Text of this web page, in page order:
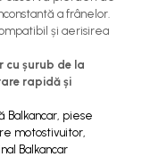
a frânelor.
și aerisirea
cu șurub de la
rapidă și
piese
motostivuitor,
Balkancar